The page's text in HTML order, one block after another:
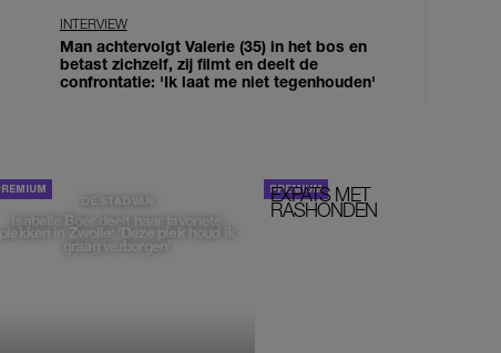
INTERVIEW
Man achtervolgt Valerie (35) in het bos en
betast zichzelf, zij filmt en deelt de
confrontatie: 'Ik laat me niet tegenhouden'
DE STAD VAN
Isabelle Boer deelt haar favoriete
plekken in Zwolle: 'Deze plek houd ik
graag verborgen'
EXPATS MET
RASHONDEN